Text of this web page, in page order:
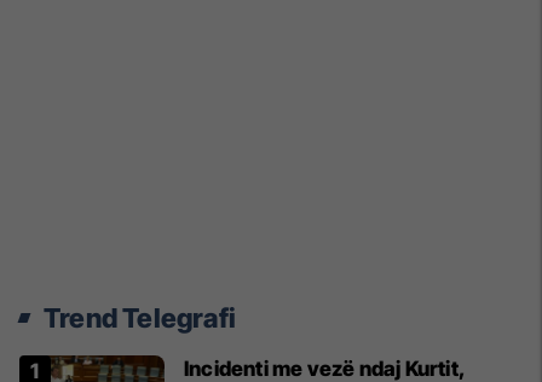
Trend Telegrafi
Incidenti me vezë ndaj Kurtit,